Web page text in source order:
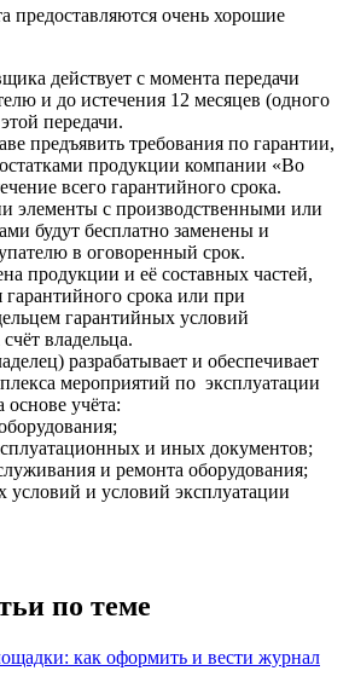
предоставляются очень хорошие
действует с момента передачи
и до истечения 12 месяцев (одного
передачи.
предъявить требования по гарантии,
продукции компании «Во
всего гарантийного срока.
элементы с производственными или
будут бесплатно заменены и
в оговоренный срок.
продукции и её составных частей,
гарантийного срока или при
гарантийных условий
владельца.
разрабатывает и обеспечивает
мероприятий по эксплуатации
основе учёта:
и иных документов;
и ремонта оборудования;
условий и условий эксплуатации
по теме